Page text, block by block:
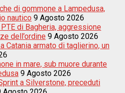
di gommone a Lampedusa,
nautico 9 Agosto 2026
di Bagheria, aggressione
dell’ordine 9 Agosto 2026
Catania armato di taglierino, un
in mare, sub muore durante
9 Agosto 2026
a Silverstone, preceduti